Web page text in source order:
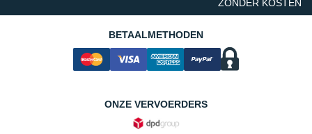
ZONDER KOSTEN
BETAALMETHODEN
ONZE VERVOERDERS